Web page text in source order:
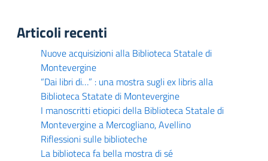
Articoli recenti
Nuove acquisizioni alla Biblioteca Statale di
Montevergine
“Dai libri di…” : una mostra sugli ex libris alla
Biblioteca Statate di Montevergine
I manoscritti etiopici della Biblioteca Statale di
Montevergine a Mercogliano, Avellino
Riflessioni sulle biblioteche
La biblioteca fa bella mostra di sé